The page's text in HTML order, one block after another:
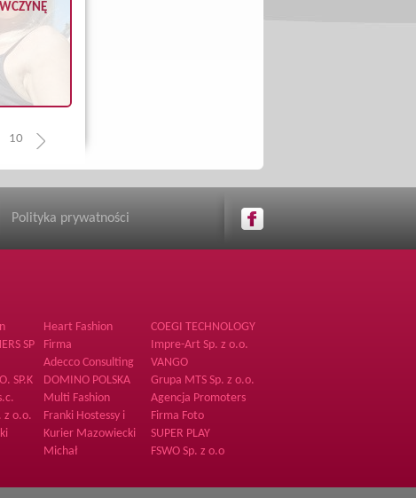
10
Polityka prywatności
Heart Fashion
COEGI TECHNOLOGY
Piotr Augustynek
SP
Firma
Impre-Art Sp. z o.o.
Adecco Consulting
Sp. z o.o.
VANGO
SP.K
DOMINO POLSKA
Spółka z ograniczoną
odpowiedzialnością
sp.k.
Grupa MTS Sp. z o.o.
Multi Fashion
Agencja Promoters
z o.o.
Franki Hostessy i
Poszukiwacze
Przodków
Firma Foto
Kurier Mazowiecki
SUPER PLAY
Michał FSWO Sp. z o.o